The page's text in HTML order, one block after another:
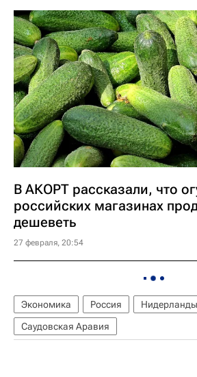
В АКОРТ рассказали, что
российских магазинах
дешеветь
27 февраля, 20:54
Экономика Россия
Нидерланды
Саудовская Аравия